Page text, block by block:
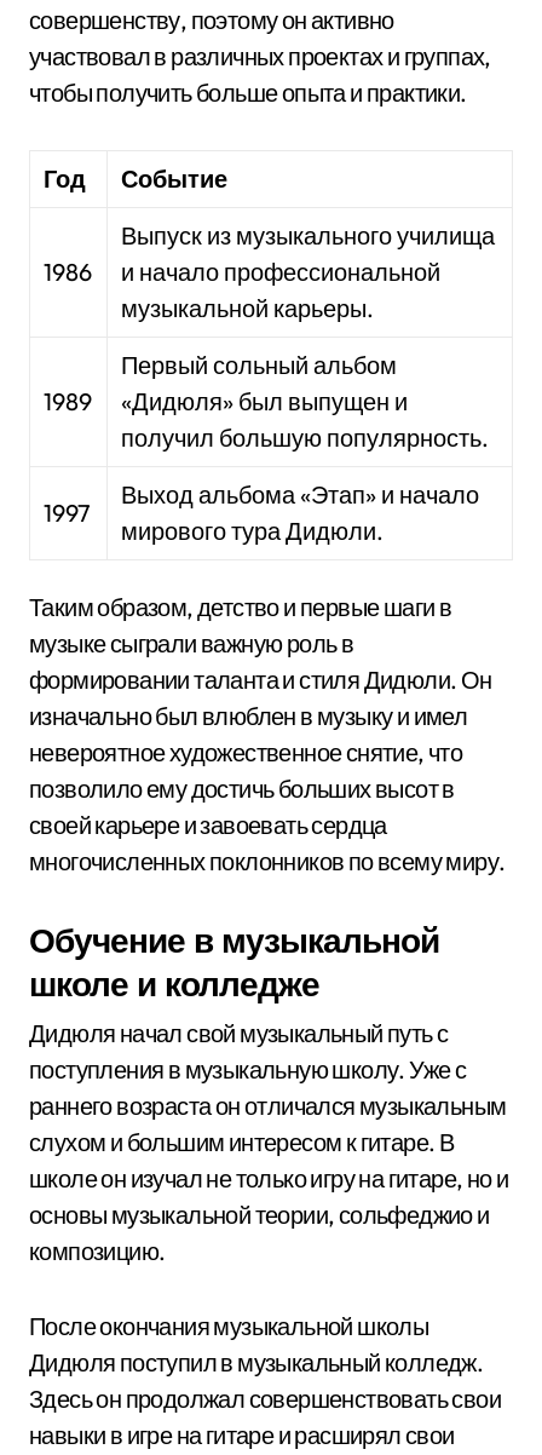
совершенству, поэтому он активно
участвовал в различных проектах и группах,
чтобы получить больше опыта и практики.
Год Событие
1986
Выпуск из музыкального училища
и начало профессиональной
музыкальной карьеры.
1989
Первый сольный альбом
«Дидюля» был выпущен и
получил большую популярность.
1997
Выход альбома «Этап» и начало
мирового тура Дидюли.
Таким образом, детство и первые шаги в
музыке сыграли важную роль в
формировании таланта и стиля Дидюли. Он
изначально был влюблен в музыку и имел
невероятное художественное снятие, что
позволило ему достичь больших высот в
своей карьере и завоевать сердца
многочисленных поклонников по всему миру.
Обучение в музыкальной
школе и колледже
Дидюля начал свой музыкальный путь с
поступления в музыкальную школу. Уже с
раннего возраста он отличался музыкальным
слухом и большим интересом к гитаре. В
школе он изучал не только игру на гитаре, но и
основы музыкальной теории, сольфеджио и
композицию.
После окончания музыкальной школы
Дидюля поступил в музыкальный колледж.
Здесь он продолжал совершенствовать свои
навыки в игре на гитаре и расширял свои